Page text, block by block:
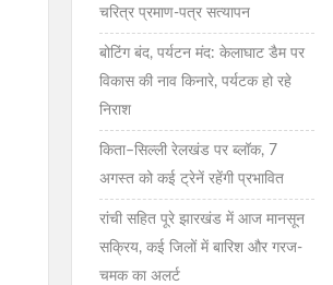
चरित्र प्रमाण-पत्र सत्यापन
बोटिंग बंद, पर्यटन मंद: केलाघाट डैम पर
विकास की नाव किनारे, पर्यटक हो रहे
निराश
किता–सिल्ली रेलखंड पर ब्लॉक, 7
अगस्त को कई ट्रेनें रहेंगी प्रभावित
रांची सहित पूरे झारखंड में आज मानसून
सक्रिय, कई जिलों में बारिश और गरज-
चमक का अलर्ट